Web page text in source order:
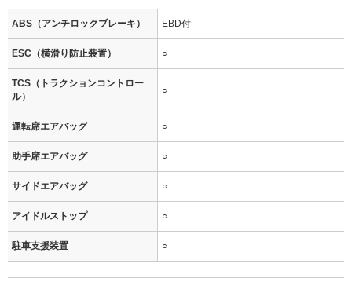
ABS（アンチロックブレーキ） EBD付
ESC（横滑り防止装置） ○
TCS（トラクションコントロー
ル）
○
運転席エアバッグ ○
助手席エアバッグ ○
サイドエアバッグ ○
アイドルストップ ○
駐車支援装置 ○